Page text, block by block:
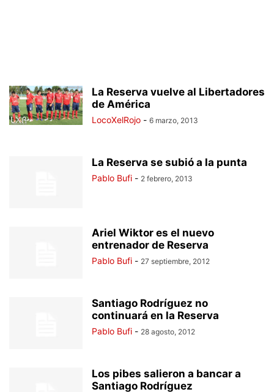
La Reserva vuelve al Libertadores
de América
LocoXelRojo - 6 marzo, 2013
La Reserva se subió a la punta
Pablo Bufi - 2 febrero, 2013
Ariel Wiktor es el nuevo
entrenador de Reserva
Pablo Bufi - 27 septiembre, 2012
Santiago Rodríguez no
continuará en la Reserva
Pablo Bufi - 28 agosto, 2012
Los pibes salieron a bancar a
Santiago Rodríguez